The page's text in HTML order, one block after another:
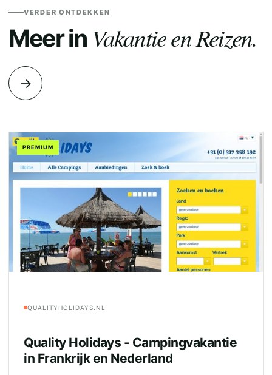
VERDER ONTDEKKEN
Meer in Vakantie en Reizen.
→
PREMIUM
QUALITYHOLIDAYS.NL
Quality Holidays - Campingvakantie
in Frankrijk en Nederland